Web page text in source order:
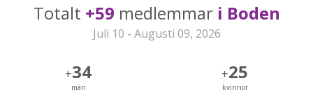
Totalt +59 medlemmar i Boden
Juli 10 - Augusti 09, 2026
+34
män
+25
kvinnor